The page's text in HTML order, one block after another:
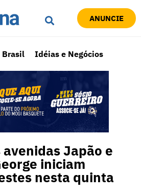
ANUNCIE
Brasil Idéias e Negócios
Japão e
iniciam
nesta quinta